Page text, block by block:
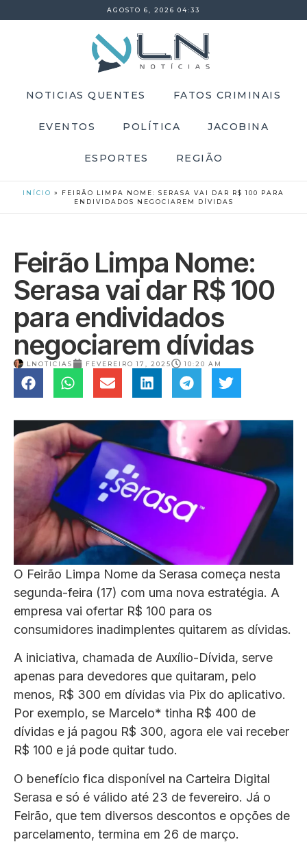
AGOSTO 6, 2026 04:33
NOTICIAS QUENTES FATOS CRIMINAIS
EVENTOS POLÍTICA JACOBINA
ESPORTES REGIÃO
INÍCIO » FEIRÃO LIMPA NOME: SERASA VAI DAR R$ 100 PARA
ENDIVIDADOS NEGOCIAREM DÍVIDAS
Feirão Limpa Nome:
Serasa vai dar R$ 100
para endividados
negociarem dívidas
LNOTICIAS FEVEREIRO 17, 2025 10:20 AM
O Feirão Limpa Nome da Serasa começa nesta
segunda-feira (17) com uma nova estratégia. A
empresa vai ofertar R$ 100 para os
consumidores inadimplentes quitarem as dívidas.
A iniciativa, chamada de Auxílio-Dívida, serve
apenas para devedores que quitaram, pelo
menos, R$ 300 em dívidas via Pix do aplicativo.
Por exemplo, se Marcelo* tinha R$ 400 de
dívidas e já pagou R$ 300, agora ele vai receber
R$ 100 e já pode quitar tudo.
O benefício fica disponível na Carteira Digital
Serasa e só é válido até 23 de fevereiro. Já o
Feirão, que tem diversos descontos e opções de
parcelamento, termina em 26 de março.